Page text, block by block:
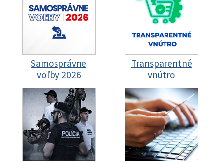
Samosprávne
voľby 2026
Transparentné
vnútro